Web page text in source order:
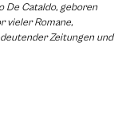
De Cataldo, geboren
vieler Romane,
Zeitungen und